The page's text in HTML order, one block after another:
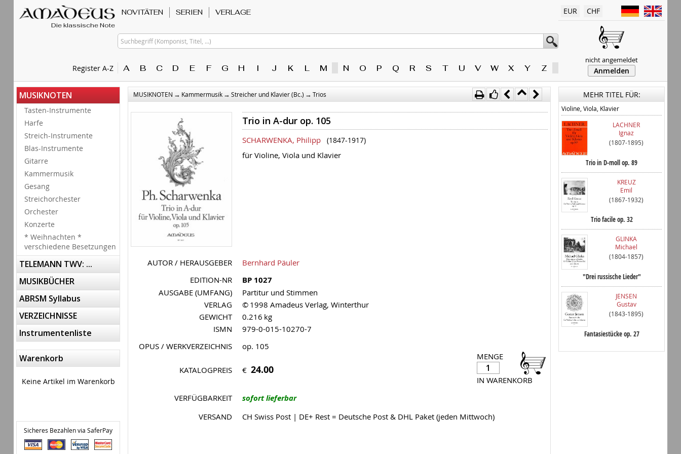
Die klassische Note
Register A-Z
NOVITÄTEN SERIEN VERLAGE
Suchbegriff (Komponist, Titel, ...)
A B C D E F G H I J K L M N O P Q R S T U V W X Y Z
EUR CHF
nicht angemeldet
Anmelden
MUSIKNOTEN
Tasten-Instrumente
Harfe
Streich-Instrumente
Blas-Instrumente
Gitarre
Kammermusik
Gesang
Streichorchester
Orchester
Konzerte
* Weihnachten *
verschiedene Besetzungen
TELEMANN TWV: ...
MUSIKBÜCHER
ABRSM Syllabus
VERZEICHNISSE
Instrumentenliste
Warenkorb
Keine Artikel im Warenkorb
Sicheres Bezahlen via SaferPay
MUSIKNOTEN → Kammermusik → Streicher und Klavier (Bc.) → Trios
Trio in A-dur op. 105
SCHARWENKA, Philipp (1847-1917)
für Violine, Viola und Klavier
AUTOR / HERAUSGEBER
Bernhard Päuler
EDITION-NR
BP 1027
AUSGABE (UMFANG)
Partitur und Stimmen
VERLAG
© 1998 Amadeus Verlag, Winterthur
GEWICHT
0.216 kg
ISMN
979-0-015-10270-7
OPUS / WERKVERZEICHNIS
op. 105
MENGE
IN WARENKORB
KATALOGPREIS € 24.00
VERFÜGBARKEIT sofort lieferbar
VERSAND CH Swiss Post | DE+ Rest = Deutsche Post & DHL Paket (jeden Mittwoch)
MEHR TITEL FÜR:
Violine, Viola, Klavier
LACHNER
Ignaz
(1807-1895)
Trio in D-moll op. 89
KREUZ
Emil
(1867-1932)
Trio facile op. 32
GLINKA
Michael
(1804-1857)
"Drei russische Lieder"
JENSEN
Gustav
(1843-1895)
Fantasiestücke op. 27